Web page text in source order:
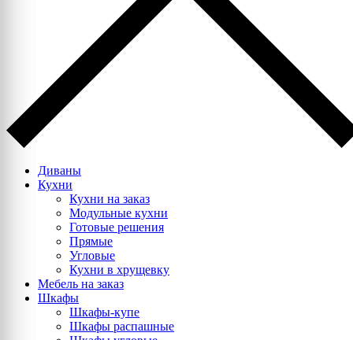
Диваны
Кухни
Кухни на заказ
Модульные кухни
Готовые решения
Прямые
Угловые
Кухни в хрущевку
Мебель на заказ
Шкафы
Шкафы-купе
Шкафы распашные